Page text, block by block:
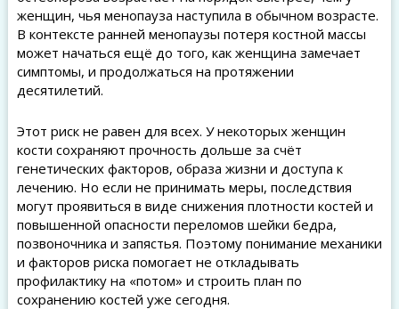
женщин, чья менопауза наступила в обычном возрасте.
В контексте ранней менопаузы потеря костной массы
может начаться ещё до того, как женщина замечает
симптомы, и продолжаться на протяжении
десятилетий.
Этот риск не равен для всех. У некоторых женщин
кости сохраняют прочность дольше за счёт
генетических факторов, образа жизни и доступа к
лечению. Но если не принимать меры, последствия
могут проявиться в виде снижения плотности костей и
повышенной опасности переломов шейки бедра,
позвоночника и запястья. Поэтому понимание механики
и факторов риска помогает не откладывать
профилактику на «потом» и строить план по
сохранению костей уже сегодня.